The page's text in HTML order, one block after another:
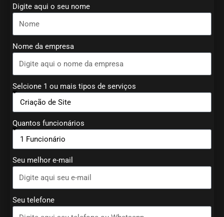
Digite aqui o seu nome
Nome da empresa
Selcione 1 ou mais tipos de serviços
Quantos funcionários
Seu melhor e-mail
Seu telefone